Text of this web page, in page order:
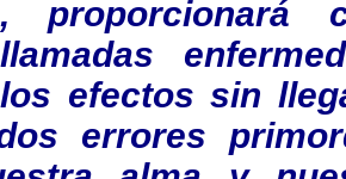
proporcionará
efectos sin
errores